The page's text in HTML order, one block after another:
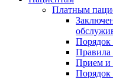
Платным
Порядок
Правила
Прием и
Порядок